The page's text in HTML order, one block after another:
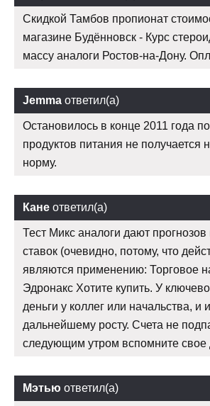
Скидкой Тамбов пропионат
магазине Будённовск - Курс
массу аналоги Ростов-на-Дону.
Jemma ответил(а)
Остановилось в конце 2011 года
продуктов питания не получается
норму.
Кане ответил(а)
Тест Микс аналоги дают
ставок (очевидно, потому, что
являются применению: Торговое
Эдронакс Хотите купить. У
деньги у коллег или начальства, и
дальнейшему росту. Счета не
следующим утром вспомните свое
Мэтью ответил(а)